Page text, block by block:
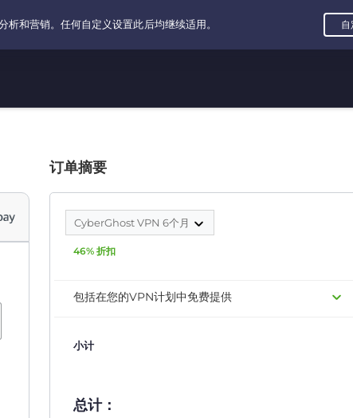
订单摘要
CyberGhost VPN 6个月
46% 折扣
包括在您的VPN计划中免费提供
小计
总计：